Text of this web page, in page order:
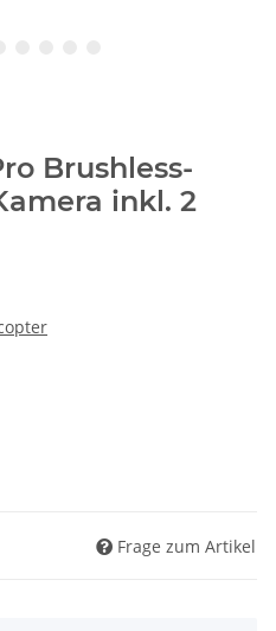
Brushless-
inkl. 2
Frage zum Artikel